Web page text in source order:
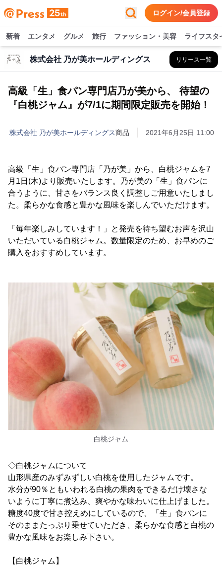
ログイン/会員登録
新着 エンタメ グルメ 旅行 ファッション・美容 ライフスタ
株式会社 乃が美ホールディングス リリース一覧
高級「生」食パン専門店乃が美から、 待望の
『白桃ジャム』が7/1に期間限定販売を開始！
株式会社 乃が美ホールディングス商品 2021年6月25日 11:00
高級「生」食パン専門店「乃が美」から、白桃ジャムを7
月1日(木)より販売いたします。乃が美の「生」食パンに
合うように、甘さをバランス良く調整しご用意いたしまし
た。柔らかな食感と豊かな風味を楽しんでいただけます。
「毎年楽しみしています！」と発売を待ち望むお声を沢山
いただいている白桃ジャム。数量限定のため、お早めのご
購入をおすすめしています。
白桃ジャム
◇白桃ジャムについて
山形県産のみずみずしい白桃を使用したジャムです。
水分が90％ともいわれる白桃の果肉をできるだけ壊さな
いように丁寧に煮込み、爽やかな味わいに仕上げました。
糖度40度で甘さ控えめにしているので、「生」食パンに
そのままたっぷり乗せていただき、柔らかな食感と白桃の
豊かな風味をお楽しみ下さい。
【白桃ジャム】